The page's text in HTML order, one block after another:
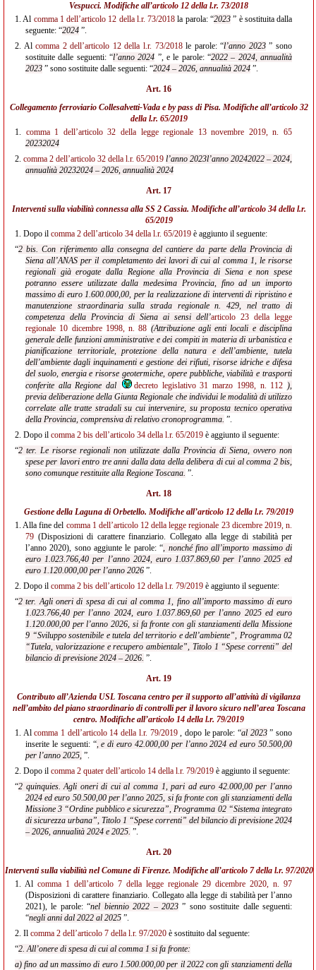
Vespucci. Modifiche all’articolo 12 della l.r. 73/2018
1. Al comma 1 dell’articolo 12 della l.r. 73/2018 la parola: “2023” è sostituita dalla
seguente: “2024 ”.
2. Alcomma 2 dell’articolo 12 della l.r. 73/2018le parole: “l’anno 2023” sono
sostituite dalle seguenti: “l’anno 2024 ”, e le parole: “2022 – 2024, annualità
2023 ” sono sostituite dalle seguenti: “2024 – 2026, annualità 2024 ”.
Art. 16
Collegamento ferroviario Collesalvetti-Vada e by pass di Pisa. Modifiche all’articolo 32
della l.r. 65/2019
1. comma 1 dell’articolo 32 della legge regionale 13 novembre 2019, n. 65
20232024
2. comma 2 dell’articolo 32 della l.r. 65/2019 l’anno 2023l’anno 20242022 – 2024,
annualità 20232024 – 2026, annualità 2024
Art. 17
Interventi sulla viabilità connessa alla SS 2 Cassia. Modifiche all’articolo 34 della l.r.
65/2019
1. Dopo il comma 2 dell’articolo 34 della l.r. 65/2019 è aggiunto il seguente:
“2 bis. Con riferimento alla consegna del cantiere da parte della Provincia di
Siena all’ANAS per il completamento dei lavori di cui al comma 1, le risorse
regionali già erogate dalla Regione alla Provincia di Siena e non spese
potranno essere utilizzate dalla medesima Provincia, fino ad un importo
massimo di euro 1.600.000,00, per la realizzazione di interventi di ripristino e
manutenzione straordinaria sulla strada regionale n. 429, nel tratto di
competenza della Provincia di Siena ai sensi dell’articolo 23 della legge
regionale 10 dicembre 1998, n. 88 (Attribuzione agli enti locali e disciplina
generale delle funzioni amministrative e dei compiti in materia di urbanistica e
pianificazione territoriale, protezione della natura e dell’ambiente, tutela
dell’ambiente dagli inquinamenti e gestione dei rifiuti, risorse idriche e difesa
del suolo, energia e risorse geotermiche, opere pubbliche, viabilità e trasporti
conferite alla Regione dal
decreto legislativo 31 marzo 1998, n. 112 ),
previa deliberazione della Giunta Regionale che individui le modalità di utilizzo
correlate alle tratte stradali su cui intervenire, su proposta tecnico operativa
della Provincia, comprensiva di relativo cronoprogramma. ”.
2. Dopo il comma 2 bis dell’articolo 34 della l.r. 65/2019 è aggiunto il seguente:
“2 ter. Le risorse regionali non utilizzate dalla Provincia di Siena, ovvero non
spese per lavori entro tre anni dalla data della delibera di cui al comma 2 bis,
sono comunque restituite alla Regione Toscana. ”.
Art. 18
Gestione della Laguna di Orbetello. Modifiche all’articolo 12 della l.r. 79/2019
1. Alla fine del comma 1 dell’articolo 12 della legge regionale 23 dicembre 2019, n.
79 (Disposizioni di carattere finanziario. Collegato alla legge di stabilità per
l’anno 2020), sono aggiunte le parole: “, nonché fino all’importo massimo di
euro 1.023.766,40 per l’anno 2024, euro1.037.869,60 per l’anno 2025 ed
euro 1.120.000,00 per l’anno 2026 ”.
2. Dopo il comma 2 bis dell’articolo 12 della l.r. 79/2019 è aggiunto il seguente:
“2 ter. Agli oneri di spesa di cui al comma 1, fino all’importo massimo di euro
1.023.766,40 per l’anno 2024, euro 1.037.869,60 per l’anno 2025 ed euro
1.120.000,00 per l’anno 2026, si fa fronte con gli stanziamenti della Missione
9 “Sviluppo sostenibile e tutela del territorio e dell’ambiente”, Programma 02
“Tutela, valorizzazione e recupero ambientale”, Titolo 1 “Spese correnti” del
bilancio di previsione 2024 – 2026. ”.
Art. 19
Contributo all’Azienda USL Toscana centro per il supporto all’attività di vigilanza
nell’ambito del piano straordinario di controlli per il lavoro sicuro nell’area Toscana
centro. Modifiche all’articolo 14 della l.r. 79/2019
1. Alcomma 1 dell’articolo 14 della l.r. 79/2019, dopo le parole: “al 2023” sono
inserite le seguenti: “, e di euro 42.000,00 per l’anno 2024 ed euro 50.500,00
per l’anno 2025, ”.
2. Dopo il comma 2 quater dell’articolo 14 della l.r. 79/2019 è aggiunto il seguente:
“2 quinquies. Agli oneri di cui al comma 1, pari ad euro 42.000,00 per l’anno
2024 ed euro 50.500,00 per l’anno 2025, si fa fronte con gli stanziamenti della
Missione 3 “Ordine pubblico e sicurezza”, Programma 02 “Sistema integrato
di sicurezza urbana”, Titolo 1 “Spese correnti” del bilancio di previsione 2024
– 2026, annualità 2024 e 2025. ”.
Art. 20
Interventi sulla viabilità nel Comune di Firenze. Modifiche all’articolo 7 della l.r. 97/2020
1. Al comma 1 dell’articolo 7 della legge regionale 29 dicembre 2020, n. 97
(Disposizioni di carattere finanziario. Collegato alla legge di stabilità per l’anno
2021), le parole: “nel biennio 2022 – 2023” sono sostituite dalle seguenti:
“negli anni dal 2022 al 2025 ”.
2. Il comma 2 dell’articolo 7 della l.r. 97/2020 è sostituito dal seguente:
“2. All’onere di spesa di cui al comma 1 si fa fronte:
a) fino ad un massimo di euro 1.500.000,00 per il 2022 con gli stanziamenti della